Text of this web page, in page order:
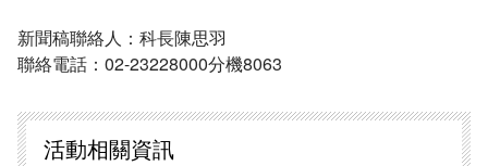
新聞稿聯絡人：科長陳思羽
聯絡電話：02-23228000分機8063
活動相關資訊